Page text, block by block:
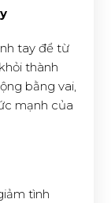
tay để từ
thành
bằng vai,
mạnh của
tình